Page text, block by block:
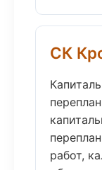
СК
работ,